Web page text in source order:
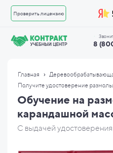
Проверить лицензию
8
Главная ›
Получите удостоверение
Обучение на
карандашной
С выдачей удостоверения